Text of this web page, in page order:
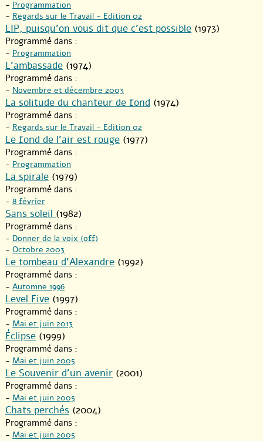
- Programmation
- Regards sur le Travail - Edition 02
LIP, puisqu’on vous dit que c’est possible (1973)
Programmé dans :
- Programmation
L’ambassade (1974)
Programmé dans :
- Novembre et décembre 2003
La solitude du chanteur de fond (1974)
Programmé dans :
- Regards sur le Travail - Edition 02
Le fond de l’air est rouge (1977)
Programmé dans :
- Programmation
La spirale (1979)
Programmé dans :
- 8 février
Sans soleil (1982)
Programmé dans :
- Donner de la voix (off)
- Octobre 2003
Le tombeau d’Alexandre (1992)
Programmé dans :
- Automne 1996
Level Five (1997)
Programmé dans :
- Mai et juin 2013
Éclipse (1999)
Programmé dans :
- Mai et juin 2005
Le Souvenir d’un avenir (2001)
Programmé dans :
- Mai et juin 2005
Chats perchés (2004)
Programmé dans :
- Mai et juin 2005